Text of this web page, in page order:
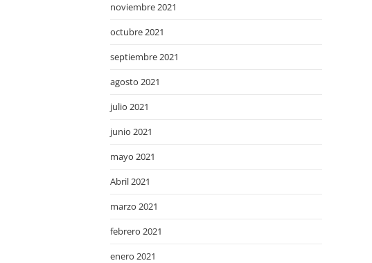
noviembre 2021
octubre 2021
septiembre 2021
agosto 2021
julio 2021
junio 2021
mayo 2021
Abril 2021
marzo 2021
febrero 2021
enero 2021